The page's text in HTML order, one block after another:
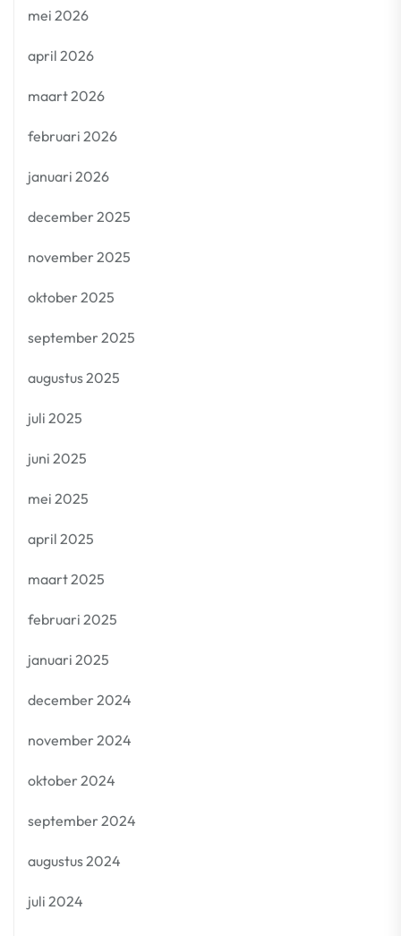
mei 2026
april 2026
maart 2026
februari 2026
januari 2026
december 2025
november 2025
oktober 2025
september 2025
augustus 2025
juli 2025
juni 2025
mei 2025
april 2025
maart 2025
februari 2025
januari 2025
december 2024
november 2024
oktober 2024
september 2024
augustus 2024
juli 2024